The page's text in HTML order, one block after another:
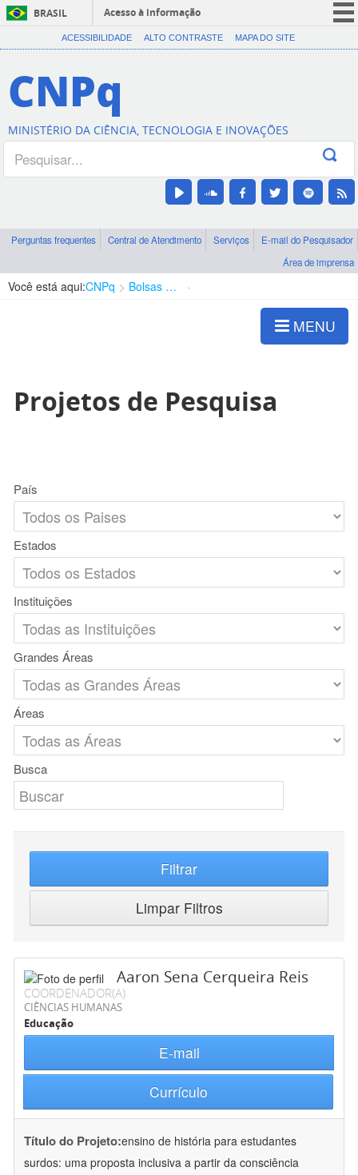
BRASIL
Acesso à informação
CORONAVÍRUS (COVID-19)
Canais
ACESSIBILIDADE ALTO CONTRASTE MAPA DO SITE
CNPq
MINISTÉRIO DA CIÊNCIA, TECNOLOGIA E INOVAÇÕES
Perguntas frequentes Central de Atendimento Serviços
E-mail do Pesquisador
Área de imprensa
Você está aqui:CNPq Bolsas e Auxílios Vigentes
MENU
Projetos de Pesquisa
País
Estados
Instituições
Grandes Áreas
Áreas
Busca
Filtrar
Limpar Filtros
Aaron Sena Cerqueira Reis
COORDENADOR(A)
CIÊNCIAS HUMANAS
Educação
E-mail
Currículo
Título do Projeto:ensino de história para estudantes
surdos: uma proposta inclusiva a partir da consciência